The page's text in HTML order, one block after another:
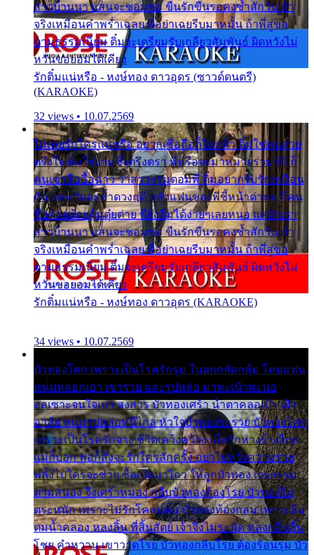
สาวบ้านนา แสนจะซอมซ่อ ขืนรักขืนรอคงช้ำสักวัน ถ้า
จริงเหมือนคำพร่ำเฉลย พี่อย่าเฉยรีบมาหมั้น ถ้าพี่สู่ขอ
ตามธรรมเนียม ติ๋มจะเตรียมรับเกลียวสัมพันธ์ ผิดหวังไม่
หวั่นขอยอมได้เคียง
รักติ๋มแน่หรือ - หงษ์ทอง ดาวอุดร (ซาวด์ดนตรี)
(KARAOKE)
32 views • 10.07.2569
ไม่เคยรักใครแน่หรือ อยากเชื่อถือก็ไม่กล้า ติ๋มใช่คนสวย
ตรึงใจ ติ๋มใช่งามซึ้งตรึงตรา พี่หรือจะมาหมายร่วมชีวี ก็
คนเขาลืออื้อฉาว ว่าสาวๆรุมตอมพี่ ติ๋มอยากรับรักเหมือน
กัน แต่หวั่นจะช้ำดวงฤดี กลัวแฟนของพี่ชี้หน้าด่าทอ ก็คน
ชื่อต๋อยต้อยตุ้มตุ๋ยต่าย พี่ยังลืมได้ง่ายๆเลยหนอ แค่ตัวเรา
สาวบ้านนา แสนจะซอมซ่อ ขืนรักขืนรอคงช้ำสักวัน ถ้า
จริงเหมือนคำพร่ำเฉลย พี่อย่าเฉยรีบมาหมั้น ถ้าพี่สู่ขอ
ตามธรรมเนียม ติ๋มจะเตรียมรับเกลียวสัมพันธ์ ผิดหวังไม่
หวั่นขอยอมได้เคียง
รักติ๋มแน่หรือ - หงษ์ทอง ดาวอุดร (KARAOKE)
34 views • 10.07.2569
บัวทองโศก เพราะเป็นโรครักรุม ในอกกลัดกลุ้ม โดนแฟน
หนุ่มหลอกเอา เขารวย และรูปหล่อ มาพะเน้าพะนอ
ออเซาะจนใจเบา สงสาร บัวทองเศร้า น้ำตาคลอเบ้า เฝ้า
อาลัย หนุ่มรูปหล่อหนีไกล หัวใจบัวทองระรวย บัวทองโศก
เพราะเป็นโรครักจาง ชีวิตเคว้งคว้าง เมื่อรักห่างร้างไกล
แม่ก็บอก พ่อก็สั่งจะรักใครสักครั้ง อย่าไปหวังความรวย
พลั้งไปใครจะช่วย ซื้อเปลมาไกว ให้ลูกบัวทอง เวรกรรม
ตามสนอง จึงเศร้าหมอง กลีบบัวทองต้องโรย บัวทองไม่
ตระหนัก เพราะไม่รักโคลนตม บัวทองท้องกลม เพราะลืม
ตมน้ำคลอง หลงลิ้น ที่สิ้นสัตย์ เจ้าจึงไม่ระมัด หลงกลิ่นลิ้น
โชย คำหวาน เขาวาดโรย บัวทองกลีบโรย ต้องร้อนรุม บัว